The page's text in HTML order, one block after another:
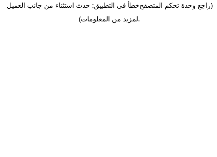
خطأ في التطبيق: حدث استثناء من جانب العميل(راجع وحدة تحكم المتصفح
لمزيد من المعلومات).